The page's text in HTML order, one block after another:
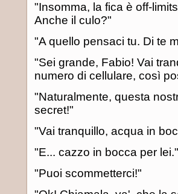
"Insomma, la fica è off-
Anche il culo?"
"A quello pensaci tu. Di te
"Sei grande, Fabio! Vai
numero di cellulare, così
"Naturalmente, questa
secret!"
"Vai tranquillo, acqua in
"E... cazzo in bocca per lei."
"Puoi scommetterci!"